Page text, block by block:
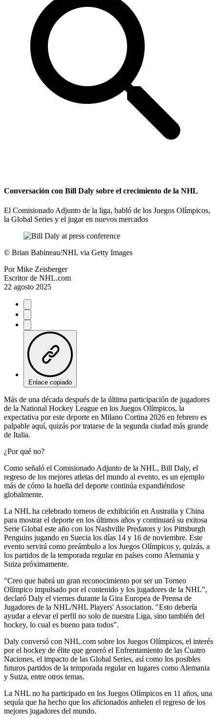
Conversación con Bill Daly sobre el crecimiento de la NHL
El Comisionado Adjunto de la liga, habló de los Juegos Olímpicos,
la Global Series y el jugar en nuevos mercados
© Brian Babineau/NHL via Getty Images
Por Mike Zeisberger
Escritor de NHL.com
22 agosto 2025
Enlace copiado
Más de una década después de la última participación de jugadores
de la National Hockey League en los Juegos Olímpicos, la
expectativa por este deporte en Milano Cortina 2026 en febrero es
palpable aquí, quizás por tratarse de la segunda ciudad más grande
de Italia.
¿Por qué no?
Como señaló el Comisionado Adjunto de la NHL, Bill Daly, el
regreso de los mejores atletas del mundo al evento, es un ejemplo
más de cómo la huella del deporte continúa expandiéndose
globalmente.
La NHL ha celebrado torneos de exhibición en Australia y China
para mostrar el deporte en los últimos años y continuará su exitosa
Serie Global este año con los Nashville Predators y los Pittsburgh
Penguins jugando en Suecia los días 14 y 16 de noviembre. Este
evento servirá como preámbulo a los Juegos Olímpicos y, quizás, a
los partidos de la temporada regular en países como Alemania y
Suiza próximamente.
"Creo que habrá un gran reconocimiento por ser un Torneo
Olímpico impulsado por el contenido y los jugadores de la NHL",
declaró Daly el viernes durante la Gira Europea de Prensa de
Jugadores de la NHL/NHL Players' Association. "Esto debería
ayudar a elevar el perfil no solo de nuestra Liga, sino también del
hockey, lo cual es bueno para todos".
Daly conversó con NHL.com sobre los Juegos Olímpicos, el interés
por el hockey de élite que generó el Enfrentamiento de las Cuatro
Naciones, el impacto de las Global Series, así como los posibles
futuros partidos de la temporada regular en lugares como Alemania
y Suiza, entre otros temas.
La NHL no ha participado en los Juegos Olímpicos en 11 años, una
sequía que ha hecho que los aficionados anhelen el regreso de los
mejores jugadores del mundo.